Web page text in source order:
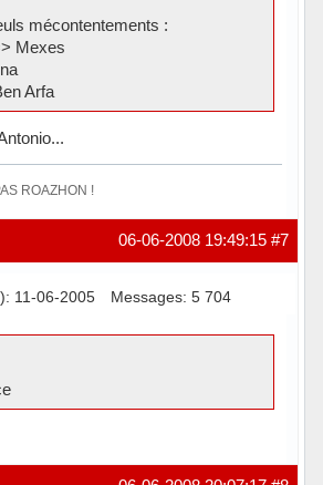
mécontentements :
Mexes
Arfa
ROAZHON !
#7
06-06-2008 19:49:15
11-06-2005 Messages: 5 704